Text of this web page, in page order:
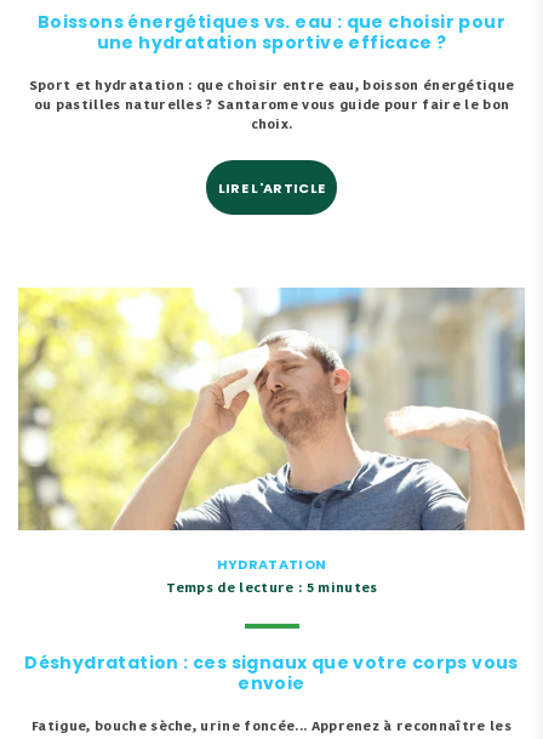
Boissons énergétiques vs. eau : que choisir pour
une hydratation sportive efficace ?
Sport et hydratation : que choisir entre eau, boisson énergétique
ou pastilles naturelles ? Santarome vous guide pour faire le bon
choix.
LIRE L'ARTICLE
HYDRATATION
Temps de lecture : 5 minutes
Déshydratation : ces signaux que votre corps vous
envoie
Fatigue, bouche sèche, urine foncée... Apprenez à reconnaître les